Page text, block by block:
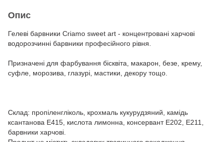
Опис
Гелеві барвники Criamo sweet art - концентровані харчові
водорозчинні барвники професійного рівня.
Призначені для фарбування бісквіта, макарон, безе, крему,
суфле, морозива, глазурі, мастики, декору тощо.
Склад: пропіленгліколь, крохмаль кукурудзяний, камідь
ксантанова Е415, кислота лимонна, консервант Е202, Е211,
барвники харчові.